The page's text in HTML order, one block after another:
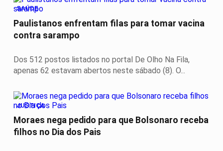
SAÚDE
Paulistanos enfrentam filas para tomar vacina
contra sarampo
Dos 512 postos listados no portal De Olho Na Fila,
apenas 62 estavam abertos neste sábado (8). O...
JUSTIÇA
Moraes nega pedido para que Bolsonaro receba
filhos no Dia dos Pais